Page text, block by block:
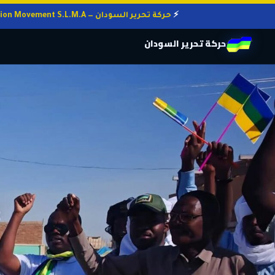
حركة تحرير السودان — Sudan Liberation Movement S.L.M.A
حركة تحرير السودان